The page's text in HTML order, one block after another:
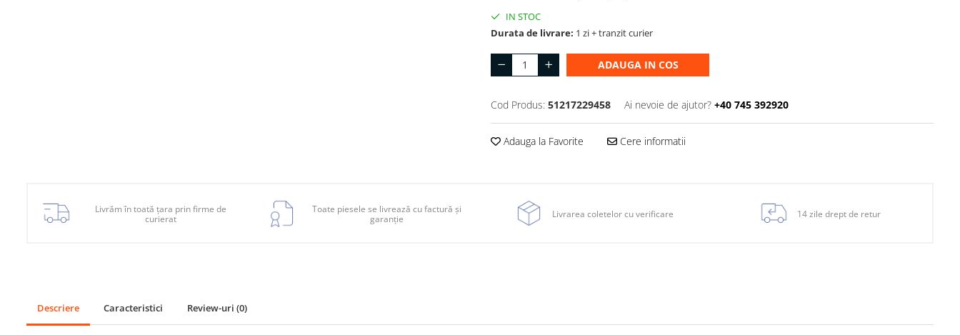
Traversa
Cutie viteze
Kit revizie
IN STOC
Durata de livrare: 1 zi + tranzit curier
ADAUGA IN COS
Cod Produs: 51217229458 Ai nevoie de ajutor? +40 745 392920
Adauga la Favorite Cere informatii
Livrăm în toată țara prin firme de
curierat
Toate piesele se livrează cu factură și
garanție
Livrarea coletelor cu verificare 14 zile drept de retur
Descriere Caracteristici Review-uri (0)